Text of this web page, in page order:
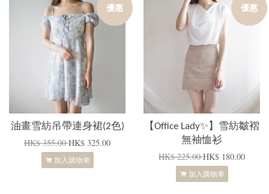
優惠
油畫雪紡吊帶連身裙(2色)
HK$ 355.00HK$ 325.00
加入購物車
優惠
【Office Lady✨】雪紡皺褶
無袖恤衫
HK$ 225.00HK$ 180.00
加入購物車